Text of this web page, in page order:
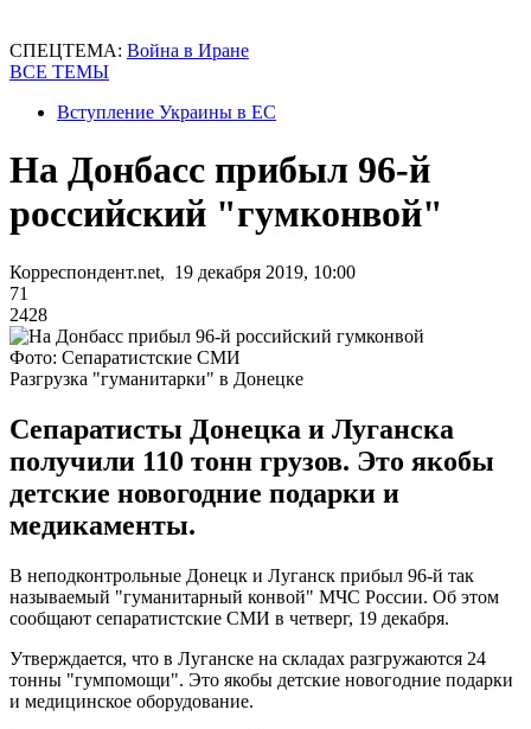
СПЕЦТЕМА: Война в Иране
ВСЕ ТЕМЫ
Вступление Украины в ЕС
На Донбасс прибыл 96-й
российский "гумконвой"
Корреспондент.net, 19 декабря 2019, 10:00
71
2428
Фото: Сепаратистские СМИ
Разгрузка "гуманитарки" в Донецке
Сепаратисты Донецка и Луганска
получили 110 тонн грузов. Это якобы
детские новогодние подарки и
медикаменты.
В неподконтрольные Донецк и Луганск прибыл 96-й так
называемый "гуманитарный конвой" МЧС России. Об этом
сообщают сепаратистские СМИ в четверг, 19 декабря.
Утверждается, что в Луганске на складах разгружаются 24
тонны "гумпомощи". Это якобы детские новогодние подарки
и медицинское оборудование.